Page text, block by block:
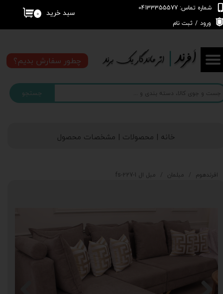
جستجو
شماره تماس: 04133355577
۰ سبد خرید
ورود / ثبت نام
حساب کاربری من
تغییر گذر واژه
سفارشات
خروج از حساب کاربری
چطور سفارش بدیم؟
خانه | محصولات | مشخصات محصول
افرندهوم مبلمان مبل ال fs-227-1